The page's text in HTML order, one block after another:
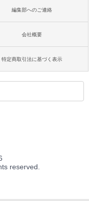
編集部へのご連絡
会社概要
特定商取引法に基づく表示
reserved.